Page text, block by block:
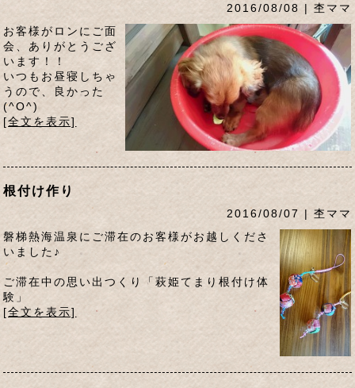
2016/08/08 | 杢ママ
お客様がロンにご面
会、ありがとうござ
います！！
いつもお昼寝しちゃ
うので、良かった
(^O^)
[全文を表示]
根付け作り
2016/08/07 | 杢ママ
磐梯熱海温泉にご滞在のお客様がお越しくださ
いました♪
ご滞在中の思い出つくり「萩姫てまり根付け体
験」
[全文を表示]